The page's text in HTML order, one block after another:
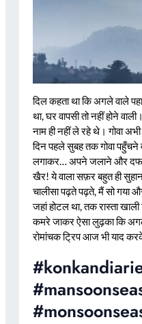
दिल कहता था कि अगले वाले
था, घर वापसी तो नहीं होने
नाम ही नहीं ले रहे थे। गोवा
दिन पहले सुबह तक गोवा पहुँचने
लगाकर… अपने जलाने और
खैर! ये वाला सफ़र बहुत ही
चालीसा पढ़ते पढ़ते, मैं सो गया और
जहां होटल था, तक रास्ता
कमरे जाकर ऐसा लुढ़का कि अगले
रोमांचक ट्रिप आज भी याद